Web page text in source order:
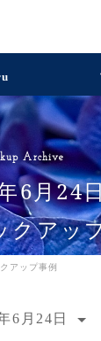
Archive
6月24
クアッ
アップ事例
6月24日